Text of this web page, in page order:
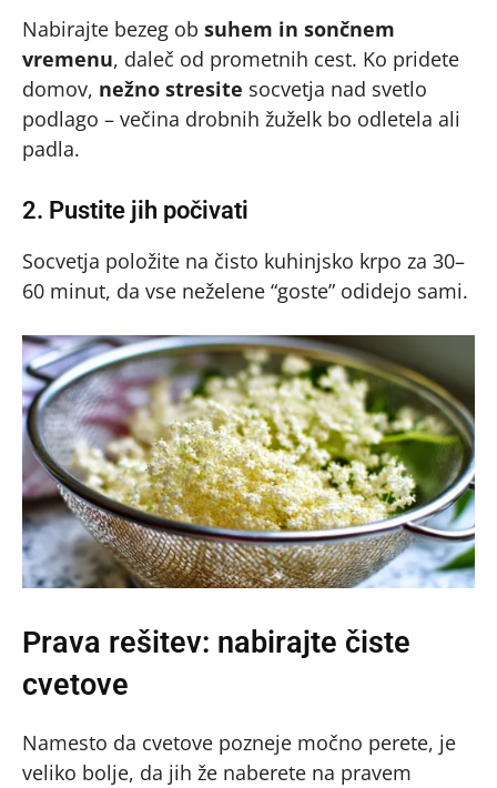
Nabirajte bezeg ob suhem in sončnem
vremenu, daleč od prometnih cest. Ko pridete
domov, nežno stresite socvetja nad svetlo
podlago – večina drobnih žuželk bo odletela ali
padla.
2. Pustite jih počivati
Socvetja položite na čisto kuhinjsko krpo za 30–
60 minut, da vse neželene “goste” odidejo sami.
Prava rešitev: nabirajte čiste
cvetove
Namesto da cvetove pozneje močno perete, je
veliko bolje, da jih že naberete na pravem